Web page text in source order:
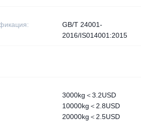
GB/T 24001-
2016/IS014001:2015
3000kg＜3.2USD
10000kg＜2.8USD
20000kg＜2.5USD